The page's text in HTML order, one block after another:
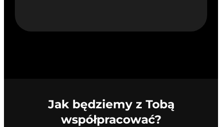
Jak będziemy z Tobą
współpracować?